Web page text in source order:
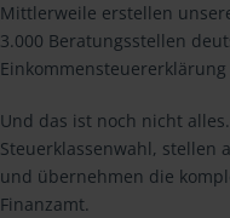
Mittlerweile erstellen
3.000 Beratungsstellen
Und das ist noch nicht
Steuerklassenwahl, stellen
und übernehmen die
Finanzamt.